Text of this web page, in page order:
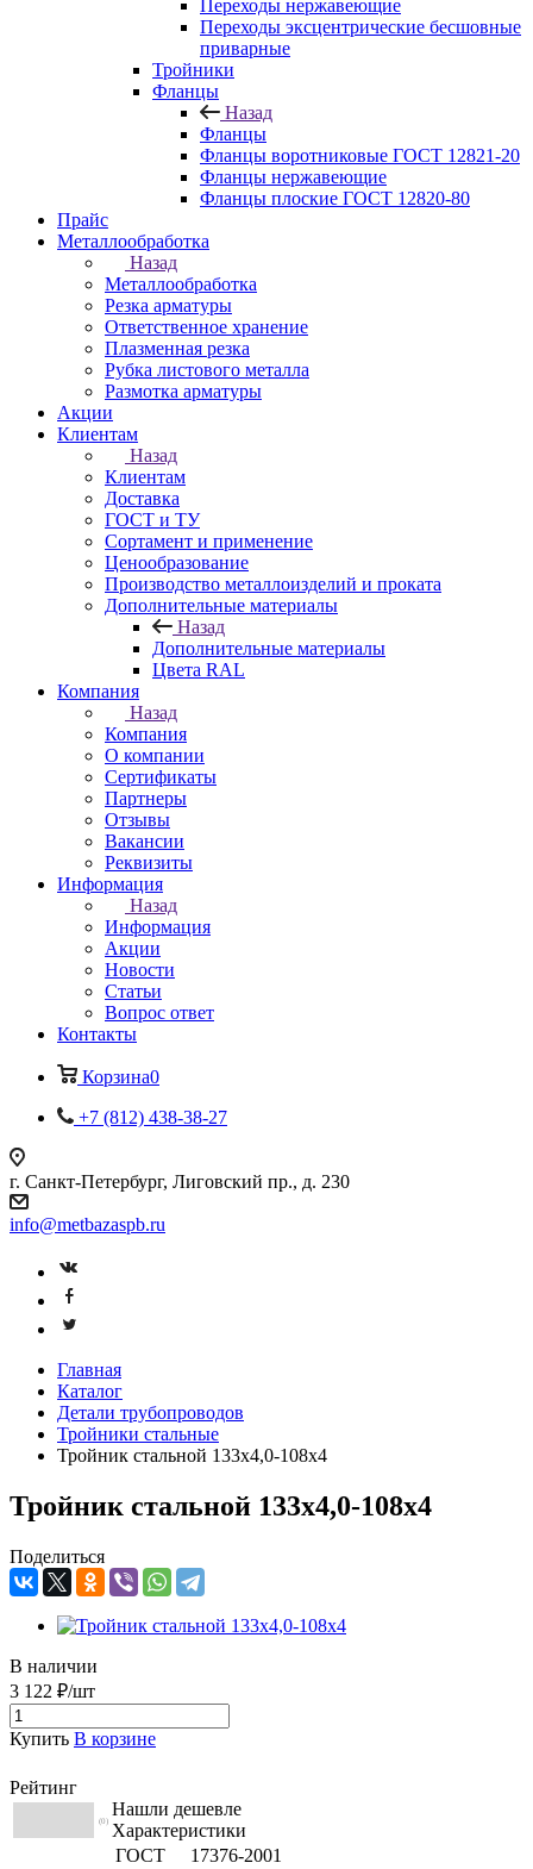
Переходы нержавеющие
Переходы эксцентрические бесшовные
приварные
Тройники
Фланцы
Назад
Фланцы
Фланцы воротниковые ГОСТ 12821-20
Фланцы нержавеющие
Фланцы плоские ГОСТ 12820-80
Прайс
Металлообработка
Назад
Металлообработка
Резка арматуры
Ответственное хранение
Плазменная резка
Рубка листового металла
Размотка арматуры
Акции
Клиентам
Назад
Клиентам
Доставка
ГОСТ и ТУ
Сортамент и применение
Ценообразование
Производство металлоизделий и проката
Дополнительные материалы
Назад
Дополнительные материалы
Цвета RAL
Компания
Назад
Компания
О компании
Сертификаты
Партнеры
Отзывы
Вакансии
Реквизиты
Информация
Назад
Информация
Акции
Новости
Статьи
Вопрос ответ
Контакты
Корзина0
+7 (812) 438-38-27
г. Санкт-Петербург, Лиговский пр., д. 230
info@metbazaspb.ru
Главная
Каталог
Детали трубопроводов
Тройники стальные
Тройник стальной 133х4,0-108х4
Тройник стальной 133х4,0-108х4
Поделиться
В наличии
3 122 ₽/шт
Купить В корзине
Рейтинг
(0)
Нашли дешевле
Характеристики
ГОСТ
17376-2001